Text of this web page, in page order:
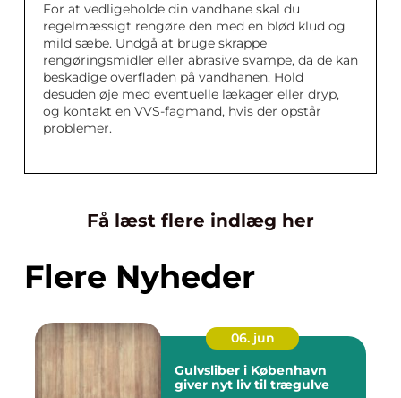
For at vedligeholde din vandhane skal du
regelmæssigt rengøre den med en blød klud og
mild sæbe. Undgå at bruge skrappe
rengøringsmidler eller abrasive svampe, da de kan
beskadige overfladen på vandhanen. Hold
desuden øje med eventuelle lækager eller dryp,
og kontakt en VVS-fagmand, hvis der opstår
problemer.
Få læst flere indlæg her
Flere Nyheder
06. jun
Gulvsliber i København
giver nyt liv til trægulve